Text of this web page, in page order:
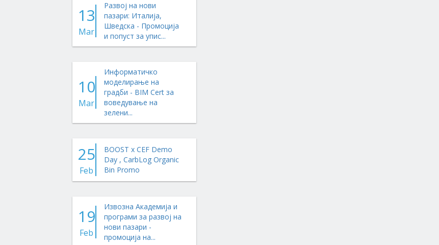
13
Mar
Развој на нови
пазари: Италија,
Шведска - Промоција
и попуст за упис...
10
Mar
Информатичко
моделирање на
градби - BIM Cert за
воведување на
зелени...
25
Feb
BOOST x CEF Demo
Day , CarbLog Organic
Bin Promo
19
Feb
Извозна Академија и
програми за развој на
нови пазари -
промоција на...